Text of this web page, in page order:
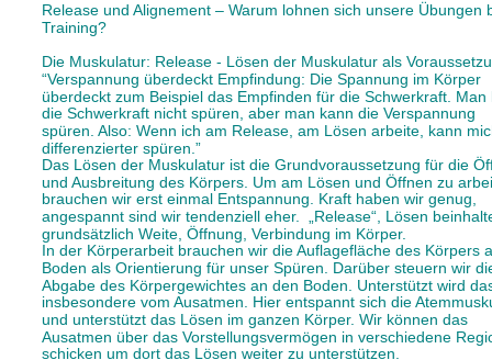
Release und Alignement – Warum lohnen sich unsere Übungen
Training?
Die Muskulatur: Release - Lösen der Muskulatur als
“Verspannung überdeckt Empfindung: Die Spannung im Körper
überdeckt zum Beispiel das Empfinden für die Schwerkraft.
die Schwerkraft nicht spüren, aber man kann die Verspannung
spüren. Also: Wenn ich am Release, am Lösen arbeite, kann
differenzierter spüren.”
Das Lösen der Muskulatur ist die Grundvoraussetzung für die
und Ausbreitung des Körpers. Um am Lösen und Öffnen zu
brauchen wir erst einmal Entspannung. Kraft haben wir genug,
angespannt sind wir tendenziell eher.  „Release“, Lösen
grundsätzlich Weite, Öffnung, Verbindung im Körper.
In der Körperarbeit brauchen wir die Auflagefläche des Körpers
Boden als Orientierung für unser Spüren. Darüber steuern wir
Abgabe des Körpergewichtes an den Boden. Unterstützt wird
insbesondere vom Ausatmen. Hier entspannt sich die
und unterstützt das Lösen im ganzen Körper. Wir können das
Ausatmen über das Vorstellungsvermögen in verschiedene
schicken um dort das Lösen weiter zu unterstützen.